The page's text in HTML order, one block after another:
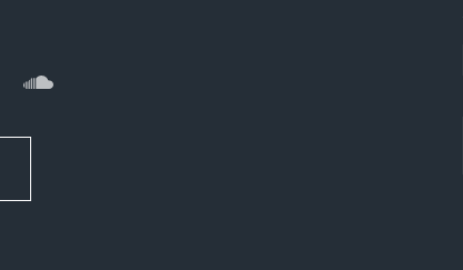
FlickrSoundCloud